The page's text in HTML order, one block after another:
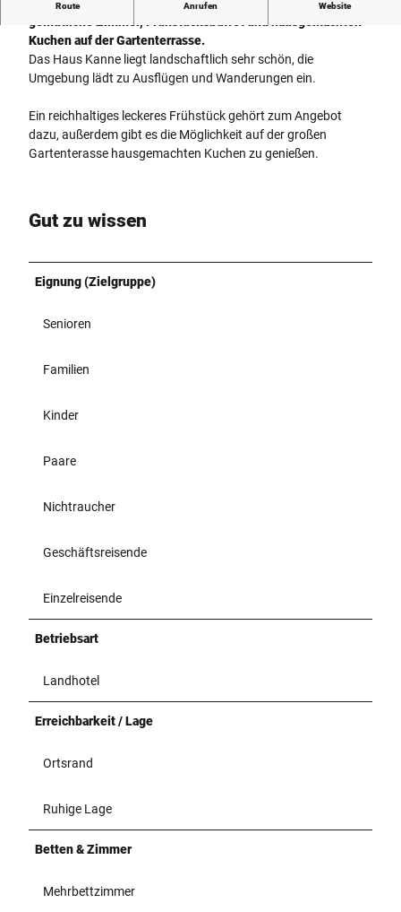
Route Anrufen Website
Kuchen auf der Gartenterrasse.
Das Haus Kanne liegt landschaftlich sehr schön, die
Umgebung lädt zu Ausflügen und Wanderungen ein.
Ein reichhaltiges leckeres Frühstück gehört zum Angebot
dazu, außerdem gibt es die Möglichkeit auf der großen
Gartenterasse hausgemachten Kuchen zu genießen.
Gut zu wissen
Eignung (Zielgruppe)
Senioren
Familien
Kinder
Paare
Nichtraucher
Geschäftsreisende
Einzelreisende
Betriebsart
Landhotel
Erreichbarkeit / Lage
Ortsrand
Ruhige Lage
Betten & Zimmer
Mehrbettzimmer